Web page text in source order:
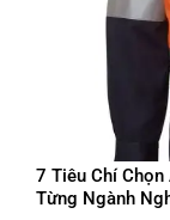
7 Tiêu Chí Chọn
Từng Ngành